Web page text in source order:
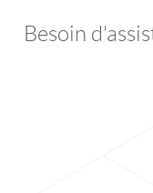
Besoin